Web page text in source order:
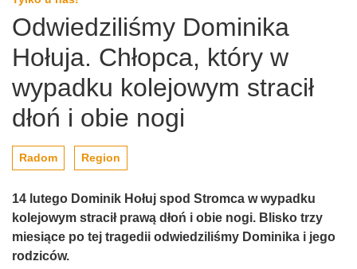
Odwiedziliśmy Dominika
Hołuja. Chłopca, który w
wypadku kolejowym stracił
dłoń i obie nogi
Radom Region
14 lutego Dominik Hołuj spod Stromca w wypadku
kolejowym stracił prawą dłoń i obie nogi. Blisko trzy
miesiące po tej tragedii odwiedziliśmy Dominika i jego
rodziców.